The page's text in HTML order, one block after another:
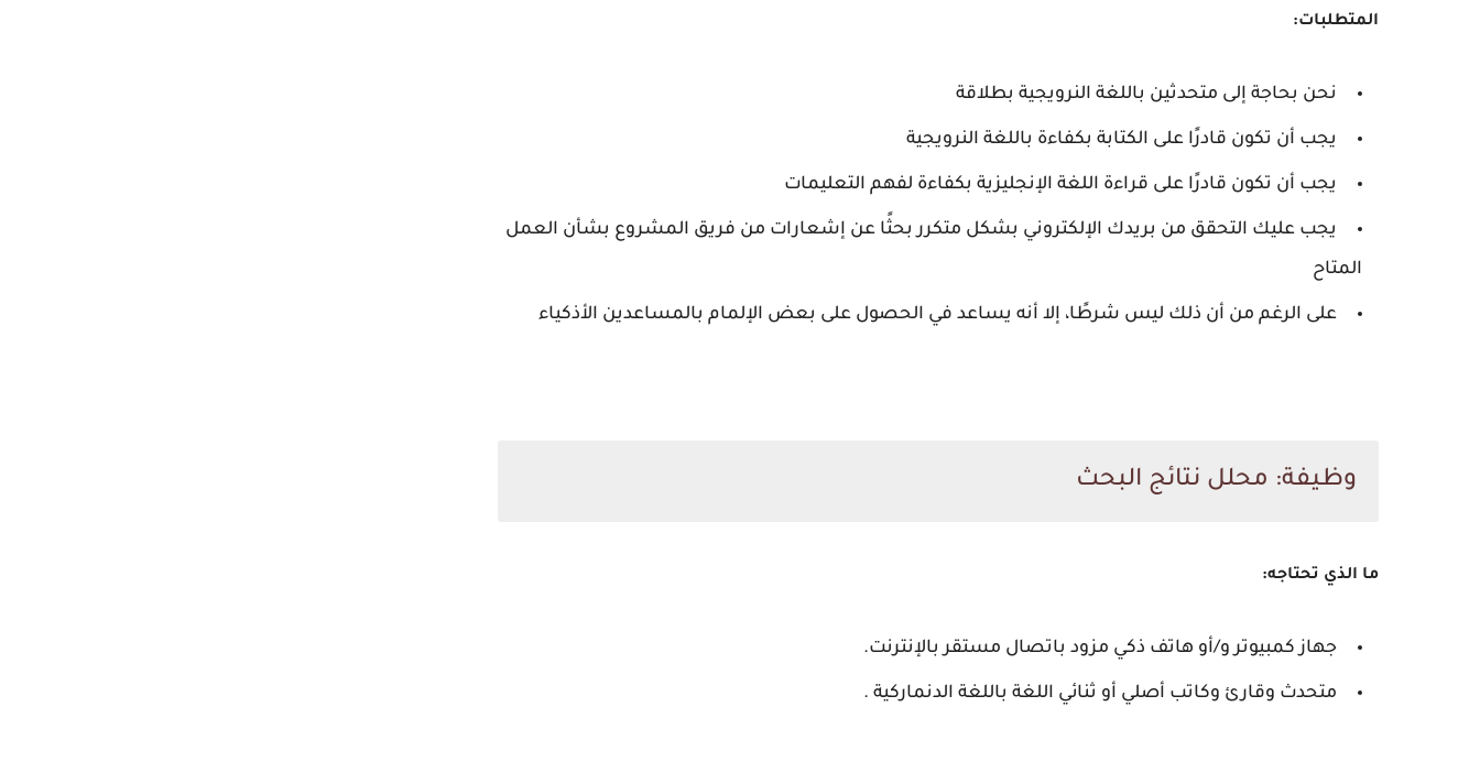
المتطلبات:
نحن بحاجة إلى متحدثين باللغة النرويجية بطلاقة
يجب أن تكون قادرًا على الكتابة بكفاءة باللغة النرويجية
يجب أن تكون قادرًا على قراءة اللغة الإنجليزية بكفاءة لفهم التعليمات
يجب عليك التحقق من بريدك الإلكتروني بشكل متكرر بحثًا عن إشعارات من فريق المشروع بشأن العمل
المتاح
على الرغم من أن ذلك ليس شرطًا، إلا أنه يساعد في الحصول على بعض الإلمام بالمساعدين الأذكياء
وظيفة: محلل نتائج البحث
ما الذي تحتاجه:
جهاز كمبيوتر و/أو هاتف ذكي مزود باتصال مستقر بالإنترنت.
متحدث وقارئ وكاتب أصلي أو ثنائي اللغة باللغة الدنماركية .